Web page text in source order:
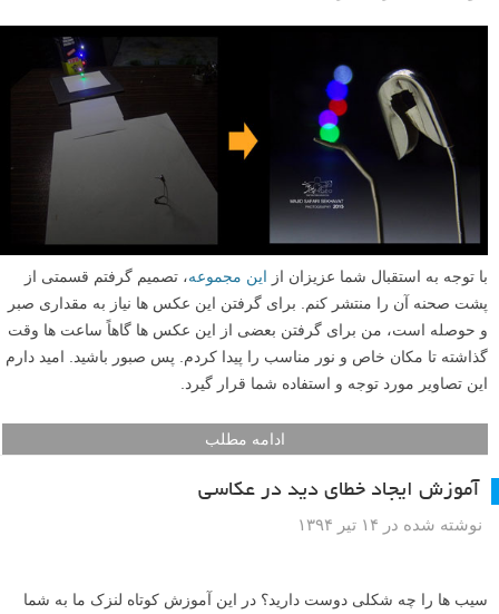
چرخه رنگ (color wheel) دایره ای از رنگ هاست که برای نشان دادن رابطه
بین رنگ ها طراحی شده است. با ساختن یک چرخه رنگ از عکس های خود،
خواهید آموخت که چگونه رنگ های به خصوصی کنار هم زیبا دیده می شوند و
همچنین رنگ های شگفت انگیزی درون عکس های خود کشف خواهید کرد.
پس عکس های خود را مرور کنید تا ببینید آیا می توانید با آن ها «چرخه رنگ»
خودتان را بسازید؟ اگر برای این کار یک یا چند رنگ کم داشتید، پس برای قدم
زدن و عکاسی آماده شوید! ما قالب دایره ها را در فتوشاپ آماده کرده ایم تا
شما روی انتخاب عکس و عکاسی تمرکز داشته باشید که می توانید در ادامه
این مطلب لنزک دانلود نمایید.
ادامه مطلب
پشت صحنه هایی از مجموعه عکس سنجاق بازی های
عاشقانه
نوشته شده در ۲۱ تیر ۱۳۹۴